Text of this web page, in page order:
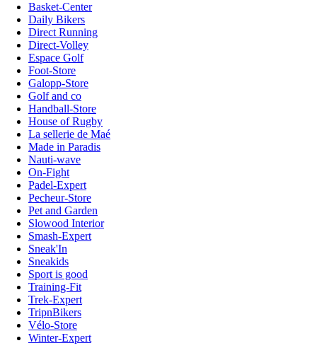
Basket-Center
Daily Bikers
Direct Running
Direct-Volley
Espace Golf
Foot-Store
Galopp-Store
Golf and co
Handball-Store
House of Rugby
La sellerie de Maé
Made in Paradis
Nauti-wave
On-Fight
Padel-Expert
Pecheur-Store
Pet and Garden
Slowood Interior
Smash-Expert
Sneak'In
Sneakids
Sport is good
Training-Fit
Trek-Expert
TripnBikers
Vélo-Store
Winter-Expert